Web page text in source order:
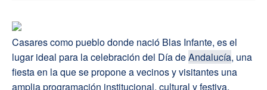
Casares como pueblo donde nació Blas Infante, es el
lugar ideal para la celebración del Día deAndalucía, una
fiesta en la que se propone a vecinos y visitantes una
amplia programación institucional, cultural y festiva.